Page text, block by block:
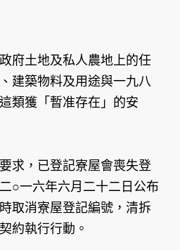
府土地及私人農地上的任
建築物料及用途與一九八
類獲「暫准存在」的安
求，已登記寮屋會喪失登
○一六年六月二十二日公布
取消寮屋登記編號，清拆
約執行行動。